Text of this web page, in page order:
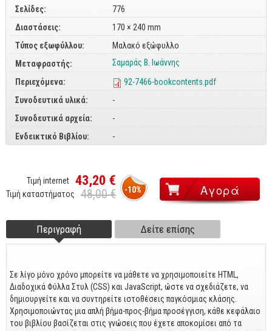
Σχεδιαστικά
CorelDraw
3ds max
Maya
AutoCAD
DTP
Web Design
Γενικά
Business
Προσωπική Βελτίωση
Οικονομικά
Σελίδες:
776
Διαστάσεις:
170 × 240 mm
Τύπος εξωφύλλου:
Μαλακό εξώφυλλο
Μεταφραστής:
Σαμαράς Β. Ιωάννης
Περιεχόμενα:
92-7466-bookcontents.pdf
Συνοδευτικά υλικά:
-
Συνοδευτικά αρχεία:
-
Ενδεικτικό Βιβλίου:
-
-10%
Τιμή internet 43,20 €
Τιμή καταστήματος 48,00 €
Footer tabs
Περιγραφή
καρτέλα)
Δείτε επίσης
Σε λίγο μόνο χρόνο μπορείτε να μάθετε να χρησιμοποιείτε HTML,
Διαδοχικά Φύλλα Στυλ (CSS) και JavaScript, ώστε να σχεδιάζετε, να
δημιουργείτε και να συντηρείτε ιστοθέσεις παγκόσμιας κλάσης.
Χρησιμοποιώντας μια απλή βήμα-προς-βήμα προσέγγιση, κάθε κεφάλαιο
του βιβλίου βασίζεται στις γνώσεις που έχετε αποκομίσει από τα